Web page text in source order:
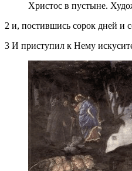
Христос в пустыне.
2 и, постившись сорок дней и
3 И приступил к Нему